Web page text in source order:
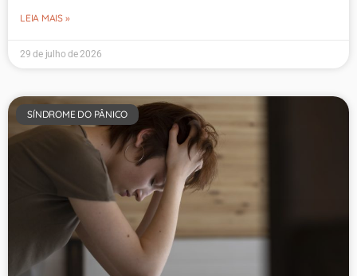
LEIA MAIS »
29 de julho de 2026
SÍNDROME DO PÂNICO